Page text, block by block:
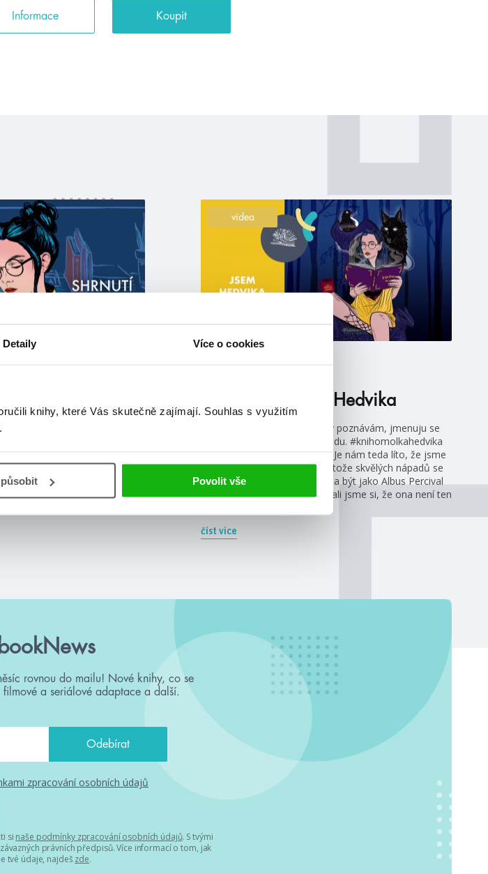
Detaily Více o cookies
knihy, které Vás skutečně zajímají. Souhlas s využitím
Povolit vše
Informace Koupit
pravidelně po celý rok.
Hedvikou. Přidejte se taky,
měsíc je sdílejte u sebe na
když označíte @humbook).
videa
Jsem knihomolka Hedvika
Ahoj, těší mě, že vás všechny poznávám, jmenuju se
Hedvika a kámoši mi říkají Hedu. #knihomolkahedvika
Naše knihomolka má jméno! Je nám teda líto, že jsme
jí mohli dát jenom jedno, protože skvělých nápadů se
sešlo fakt hodně. Jasně, mohla být jako Albus Percival
Wulfric Brian Brumbál, ale říkali jsme si, že ona není ten
číst více
rovnou do mailu! Nové knihy, co se
a seriálové adaptace a další.
zpracování osobních údajů
si naše podmínky zpracování osobních údajů. S tvými
právních předpisů. Více informací o tom, jak
tvé údaje, najdeš zde.